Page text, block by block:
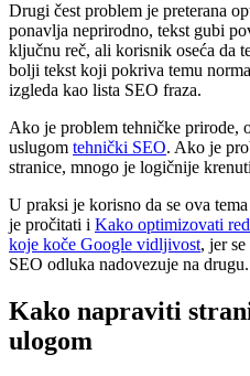
Drugi čest problem je preterana
ponavlja neprirodno, tekst gubi
ključnu reč, ali korisnik oseća da
bolji tekst koji pokriva temu
izgleda kao lista SEO fraza.
Ako je problem tehničke prirode,
uslugom tehnički SEO. Ako je
stranice, mnogo je logičnije
U praksi je korisno da se ova
je pročitati i Kako optimizovati
koje koče Google vidljivost, jer
SEO odluka nadovezuje na drugu.
Kako napraviti
ulogom